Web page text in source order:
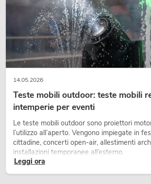
14.05.2026
Teste mobili outdoor: teste mobili
intemperie per eventi
Le teste mobili outdoor sono proiettori
l’utilizzo all’aperto. Vengono impiegate in
cittadine, concerti open-air, allestimenti
installazioni temporanee all’esterno.
Leggi ora